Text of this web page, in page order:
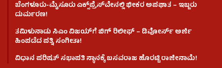
ಬೆಂಗಳೂರು-ಮೈಸೂರು ಎಕ್ಸ್‌ಪ್ರೆಸ್‌ವೇನಲ್ಲಿ ಭೀಕರ ಅಪಘಾತ – ಇಬ್ಬರು
ದುರ್ಮರಣ!
ತಮಿಳುನಾಡು ಸಿಎಂ ವಿಜಯ್‌ಗೆ ಬಿಗ್ ರಿಲೀಫ್ – ಡಿವೋರ್ಸ್ ಅರ್ಜಿ
ಹಿಂಪಡೆದ ಪತ್ನಿ ಸಂಗೀತಾ!
ವಿಧಾನ ಪರಿಷತ್ ಸಭಾಪತಿ ಸ್ಥಾನಕ್ಕೆ ಬಸವರಾಜ ಹೊರಟ್ಟಿ ರಾಜೀನಾಮೆ!